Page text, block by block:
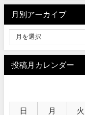
月別アーカイブ
投稿月カレンダー
日 月 火